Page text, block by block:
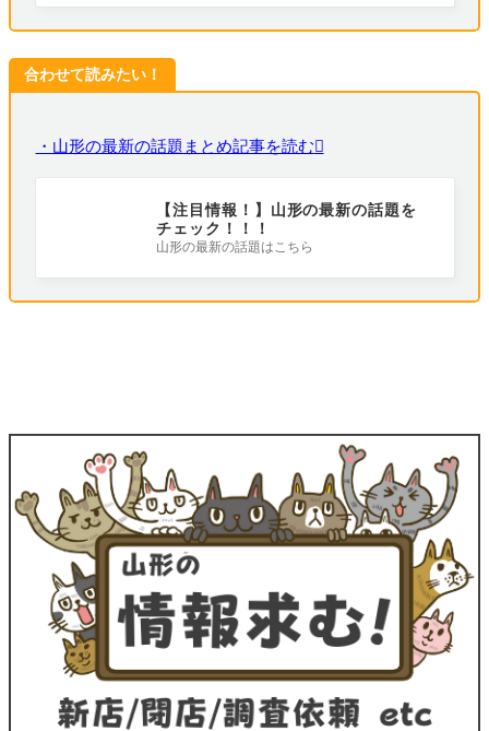
合わせて読みたい！
・山形の最新の話題まとめ記事を読む
【注目情報！】山形の最新の話題を
チェック！！！
山形の最新の話題はこちら